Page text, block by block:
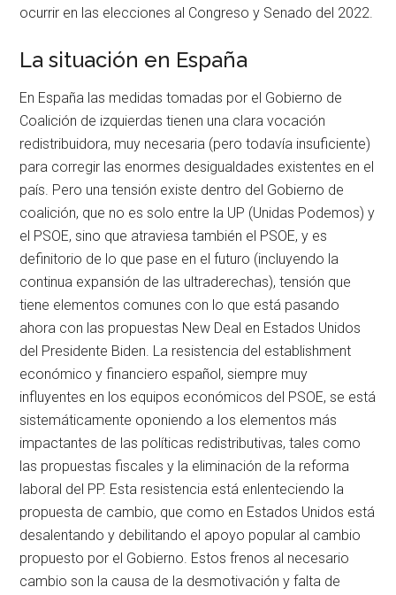
ocurrir en las elecciones al Congreso y Senado del 2022.
La situación en España
En España las medidas tomadas por el Gobierno de
Coalición de izquierdas tienen una clara vocación
redistribuidora, muy necesaria (pero todavía insuficiente)
para corregir las enormes desigualdades existentes en el
país. Pero una tensión existe dentro del Gobierno de
coalición, que no es solo entre la UP (Unidas Podemos) y
el PSOE, sino que atraviesa también el PSOE, y es
definitorio de lo que pase en el futuro (incluyendo la
continua expansión de las ultraderechas), tensión que
tiene elementos comunes con lo que está pasando
ahora con las propuestas New Deal en Estados Unidos
del Presidente Biden. La resistencia del establishment
económico y financiero español, siempre muy
influyentes en los equipos económicos del PSOE, se está
sistemáticamente oponiendo a los elementos más
impactantes de las políticas redistributivas, tales como
las propuestas fiscales y la eliminación de la reforma
laboral del PP. Esta resistencia está enlenteciendo la
propuesta de cambio, que como en Estados Unidos está
desalentando y debilitando el apoyo popular al cambio
propuesto por el Gobierno. Estos frenos al necesario
cambio son la causa de la desmotivación y falta de